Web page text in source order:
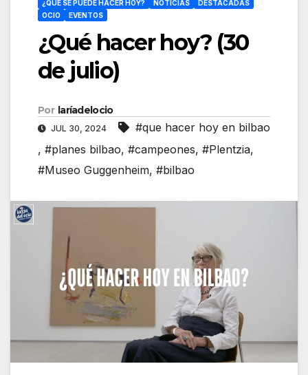
¿QUÉ SE PUEDE HACER HOY? NOTICIAS
DESTACADAS
OCIO
EVENTOS
¿Qué hacer hoy? (30
de julio)
Por laríadelocio
JUL 30, 2024
#que hacer hoy en bilbao
, #planes bilbao, #campeones, #Plentzia,
#Museo Guggenheim, #bilbao